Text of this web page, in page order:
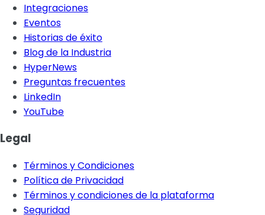
Integraciones
Eventos
Historias de éxito
Blog de la Industria
HyperNews
Preguntas frecuentes
LinkedIn
YouTube
Legal
Términos y Condiciones
Política de Privacidad
Términos y condiciones de la plataforma
Seguridad